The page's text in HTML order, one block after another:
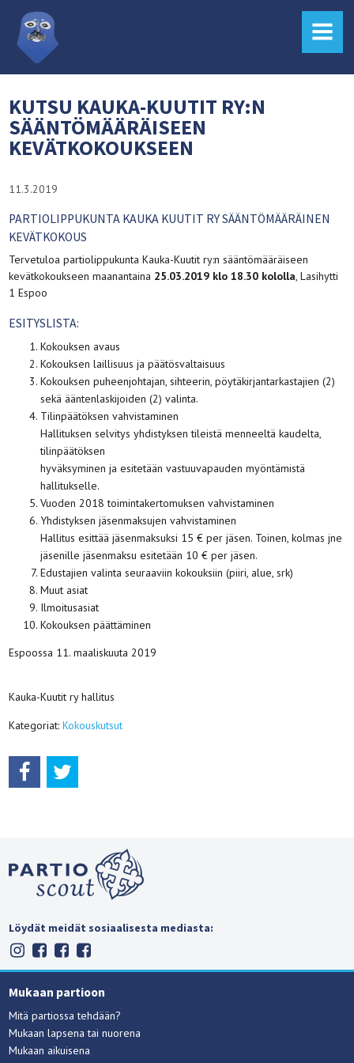
MENU
KUTSU KAUKA-KUUTIT RY:N
SÄÄNTÖMÄÄRÄISEEN
KEVÄTKOKOUKSEEN
11.3.2019
PARTIOLIPPUKUNTA KAUKA KUUTIT RYSÄÄNTÖMÄÄRÄINEN
KEVÄTKOKOUS
Tervetuloa partiolippukunta Kauka-Kuutit ry:n sääntömääräiseen
kevätkokoukseen maanantaina 25.03.2019 klo 18.30 kololla, Lasihytti
1 Espoo
ESITYSLISTA:
Kokouksen avaus
Kokouksen laillisuus ja päätösvaltaisuus
Kokouksen puheenjohtajan, sihteerin, pöytäkirjantarkastajien (2)
sekä ääntenlaskijoiden (2) valinta.
Tilinpäätöksen vahvistaminen
Hallituksen selvitys yhdistyksen tileistä menneeltä kaudelta,
tilinpäätöksen
hyväksyminen ja esitetään vastuuvapauden myöntämistä
hallitukselle.
Vuoden 2018 toimintakertomuksen vahvistaminen
Yhdistyksen jäsenmaksujen vahvistaminen
Hallitus esittää jäsenmaksuksi 15 € per jäsen. Toinen, kolmas jne
jäsenille jäsenmaksu esitetään 10 € per jäsen.
Edustajien valinta seuraaviin kokouksiin (piiri, alue, srk)
Muut asiat
Ilmoitusasiat
Kokouksen päättäminen
Espoossa 11. maaliskuuta 2019
Kauka-Kuutit ry hallitus
Kategoriat:Kokouskutsut
Löydät meidät sosiaalisesta mediasta:
Mukaan partioon
Mitä partiossa tehdään?
Mukaan lapsena tai nuorena
Mukaan aikuisena